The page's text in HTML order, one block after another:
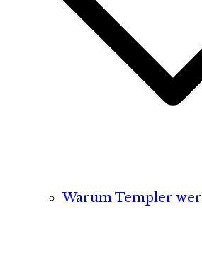
Warum Templer